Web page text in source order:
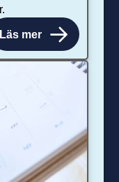
Läs mer